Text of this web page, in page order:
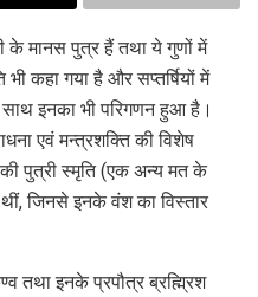
के मानस पुत्र हैं तथा ये गुणों में
कहा गया है और सप्तर्षियों में
साथ इनका भी परिगणन हुआ है।
एवं मन्त्रशक्ति की विशेष
की पुत्री स्मृति (एक अन्य मत के
थीं, जिनसे इनके वंश का विस्तार
तथा इनके प्रपौत्र ब्रह्म्रिश